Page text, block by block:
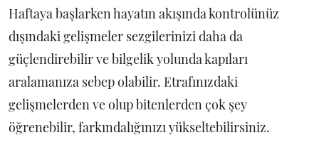
Haftaya başlarken hayatın akışında kontrolünüz
dışındaki gelişmeler sezgilerinizi daha da
güçlendirebilir ve bilgelik yolunda kapıları
aralamanıza sebep olabilir. Etrafınızdaki
gelişmelerden ve olup bitenlerden çok şey
öğrenebilir, farkındalığınızı yükseltebilirsiniz.